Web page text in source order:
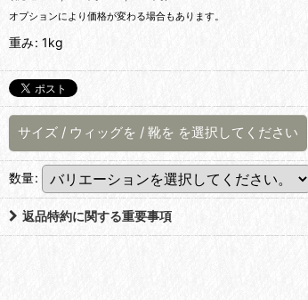
オプションにより価格が変わる場合もあります。
重み: 1kg
サイズ / ウィッグを / 靴を を選択してください
数量:
返品特約に関する重要事項